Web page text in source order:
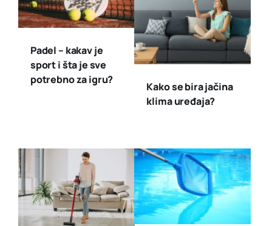
Padel – kakav je
sport i šta je sve
potrebno za igru?
Kako se bira jačina
klima uređaja?